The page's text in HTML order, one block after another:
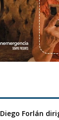
Diego Forlán